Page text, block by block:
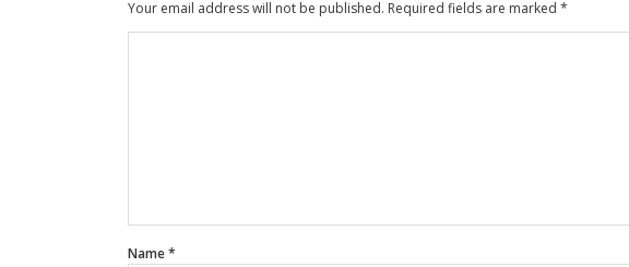
Your email address will not be published. Required fields are marked *
Name*